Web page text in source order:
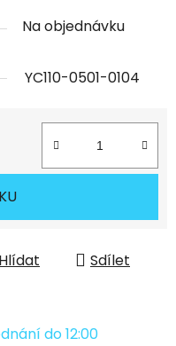
Na objednávku
YC110-0501-0104
Hlídat Sdílet
do 12:00